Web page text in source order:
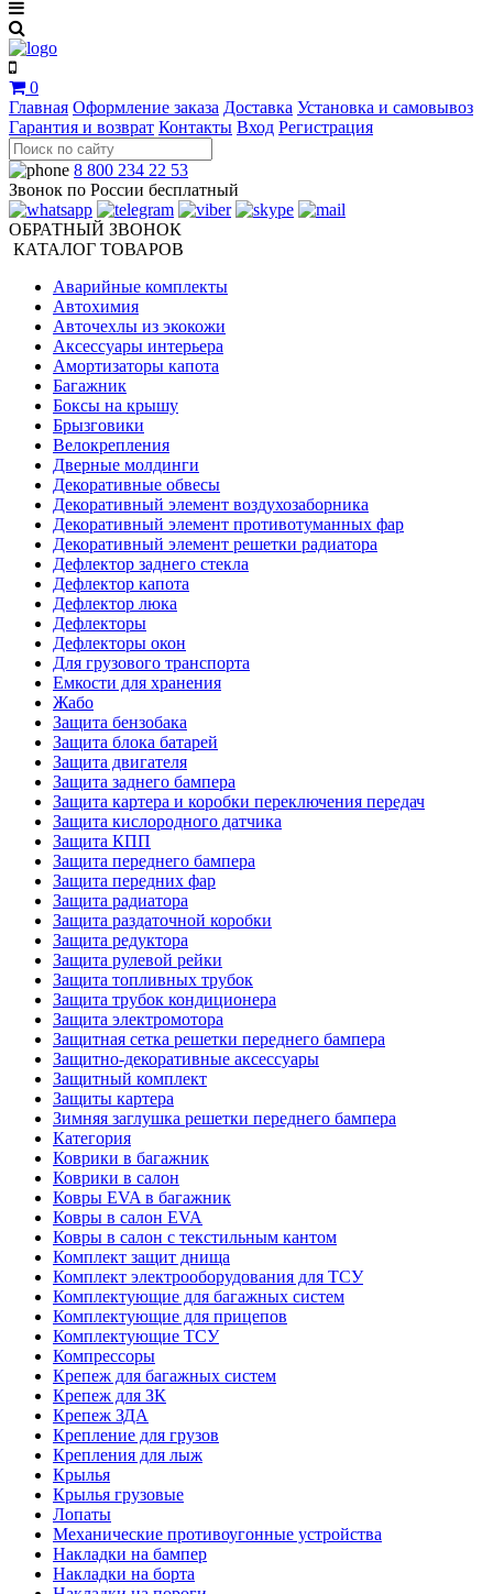
0
Главная Оформление заказа Доставка Установка и самовывоз
Гарантия и возврат Контакты Вход Регистрация
8 800 234 22 53
Звонок по России бесплатный
ОБРАТНЫЙ ЗВОНОК
КАТАЛОГ ТОВАРОВ
Аварийные комплекты
Автохимия
Авточехлы из экокожи
Аксессуары интерьера
Амортизаторы капота
Багажник
Боксы на крышу
Брызговики
Велокрепления
Дверные молдинги
Декоративные обвесы
Декоративный элемент воздухозаборника
Декоративный элемент противотуманных фар
Декоративный элемент решетки радиатора
Дефлектор заднего стекла
Дефлектор капота
Дефлектор люка
Дефлекторы
Дефлекторы окон
Для грузового транспорта
Емкости для хранения
Жабо
Защита бензобака
Защита блока батарей
Защита двигателя
Защита заднего бампера
Защита картера и коробки переключения передач
Защита кислородного датчика
Защита КПП
Защита переднего бампера
Защита передних фар
Защита радиатора
Защита раздаточной коробки
Защита редуктора
Защита рулевой рейки
Защита топливных трубок
Защита трубок кондиционера
Защита электромотора
Защитная сетка решетки переднего бампера
Защитно-декоративные аксессуары
Защитный комплект
Защиты картера
Зимняя заглушка решетки переднего бампера
Категория
Коврики в багажник
Коврики в салон
Ковры EVA в багажник
Ковры в салон EVA
Ковры в салон с текстильным кантом
Комплект защит днища
Комплект электрооборудования для ТСУ
Комплектующие для багажных систем
Комплектующие для прицепов
Комплектующие ТСУ
Компрессоры
Крепеж для багажных систем
Крепеж для ЗК
Крепеж ЗДА
Крепление для грузов
Крепления для лыж
Крылья
Крылья грузовые
Лопаты
Механические противоугонные устройства
Накладки на бампер
Накладки на борта